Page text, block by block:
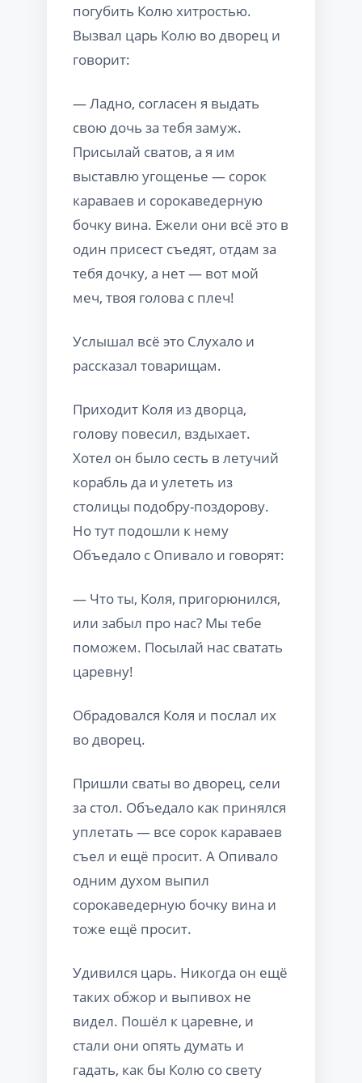
погубить Колю хитростью.
Вызвал царь Колю во дворец и
говорит:
— Ладно, согласен я выдать
свою дочь за тебя замуж.
Присылай сватов, а я им
выставлю угощенье — сорок
караваев и сорокаведерную
бочку вина. Ежели они всё это в
один присест съедят, отдам за
тебя дочку, а нет — вот мой
меч, твоя голова с плеч!
Услышал всё это Слухало и
рассказал товарищам.
Приходит Коля из дворца,
голову повесил, вздыхает.
Хотел он было сесть в летучий
корабль да и улететь из
столицы подобру-поздорову.
Но тут подошли к нему
Объедало с Опивало и говорят:
— Что ты, Коля, пригорюнился,
или забыл про нас? Мы тебе
поможем. Посылай нас сватать
царевну!
Обрадовался Коля и послал их
во дворец.
Пришли сваты во дворец, сели
за стол. Объедало как принялся
уплетать — все сорок караваев
съел и ещё просит. А Опивало
одним духом выпил
сорокаведерную бочку вина и
тоже ещё просит.
Удивился царь. Никогда он ещё
таких обжор и выпивох не
видел. Пошёл к царевне, и
стали они опять думать и
гадать, как бы Колю со свету